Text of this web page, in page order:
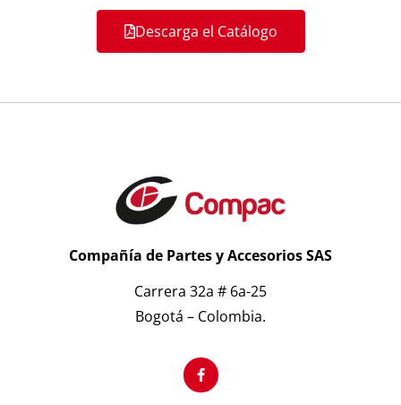
Descarga el Catálogo
Compañía de Partes y Accesorios SAS
Carrera 32a # 6a-25
Bogotá – Colombia.